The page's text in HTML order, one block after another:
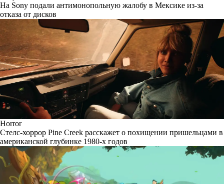
На Sony подали антимонопольную жалобу в Мексике из-за
отказа от дисков
Horror
Стелс-хоррор Pine Creek расскажет о похищении пришельцами в
американской глубинке 1980-х годов